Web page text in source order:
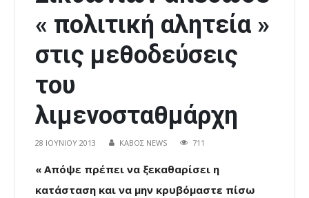
« πολιτική αλητεία »
στις μεθοδεύσεις
του
λιμενοσταθμάρχη
28 ΙΟΥΝΊΟΥ 2013 ΚΑΒΟΣ NEWS 711
« Απόψε πρέπει να ξεκαθαρίσει η
κατάσταση και να μην κρυβόμαστε πίσω